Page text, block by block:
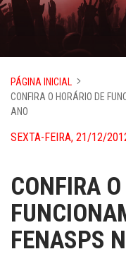
PÁGINA INICIAL
CONFIRA O HORÁRIO DE
ANO
SEXTA-FEIRA, 21/12/
CONFIRA
FENASPS